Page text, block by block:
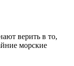
верить в то,
морские